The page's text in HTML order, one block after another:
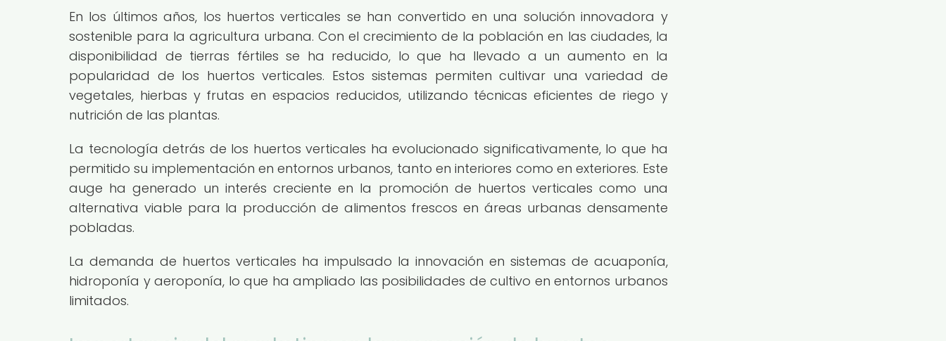
En los últimos años, los huertos verticales se han convertido en una solución innovadora y
sostenible para la agricultura urbana. Con el crecimiento de la población en las ciudades, la
disponibilidad de tierras fértiles se ha reducido, lo que ha llevado a un aumento en la
popularidad de los huertos verticales. Estos sistemas permiten cultivar una variedad de
vegetales, hierbas y frutas en espacios reducidos, utilizando técnicas eficientes de riego y
nutrición de las plantas.
La tecnología detrás de los huertos verticales ha evolucionado significativamente, lo que ha
permitido su implementación en entornos urbanos, tanto en interiores como en exteriores. Este
auge ha generado un interés creciente en la promoción de huertos verticales como una
alternativa viable para la producción de alimentos frescos en áreas urbanas densamente
pobladas.
La demanda de huertos verticales ha impulsado la innovación en sistemas de acuaponía,
hidroponía y aeroponía, lo que ha ampliado las posibilidades de cultivo en entornos urbanos
limitados.